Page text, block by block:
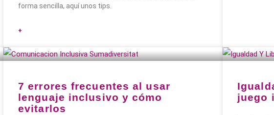
forma sencilla, aquí unos tips.
+
7 errores frecuentes al usar
lenguaje inclusivo y cómo
evitarlos
juego